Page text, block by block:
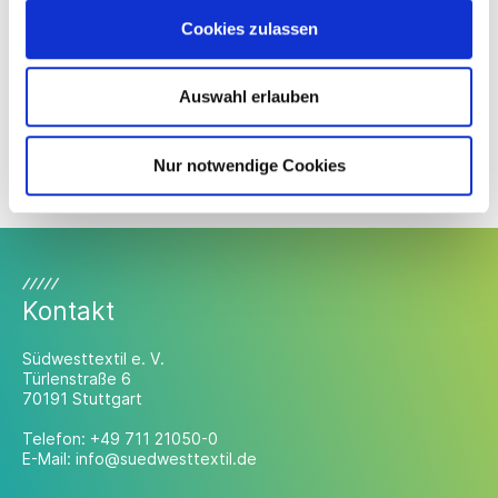
Cookies zulassen
Auswahl erlauben
Nur notwendige Cookies
HUGO BOSS AG
zwissTEX Germany GmbH
Kontakt
Südwesttextil e. V.
Türlenstraße 6
70191 Stuttgart
Telefon: +49 711 21050-0
E-Mail: info@suedwesttextil.de